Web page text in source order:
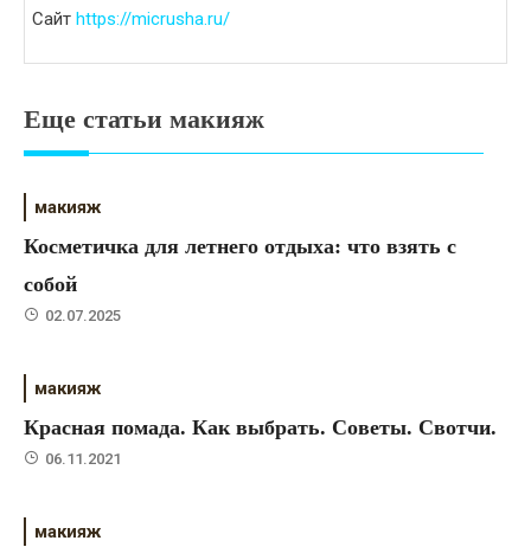
Сайт https://micrusha.ru/
Еще статьи макияж
макияж
Косметичка для летнего отдыха: что взять с
собой
02.07.2025
макияж
Красная помада. Как выбрать. Советы. Свотчи.
06.11.2021
макияж